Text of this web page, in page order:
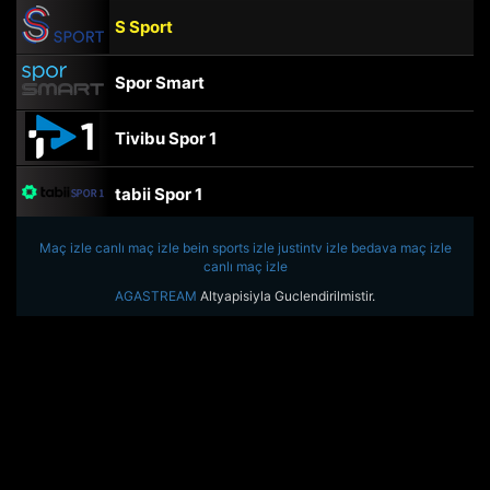
S Sport
Spor Smart
Tivibu Spor 1
tabii Spor 1
TRT Spor
beIN Sports Haber
Maç izle canlı maç izle bein sports izle justintv izle bedava maç izle
canlı maç izle
AGASTREAM Altyapisiyla Guclendirilmistir.